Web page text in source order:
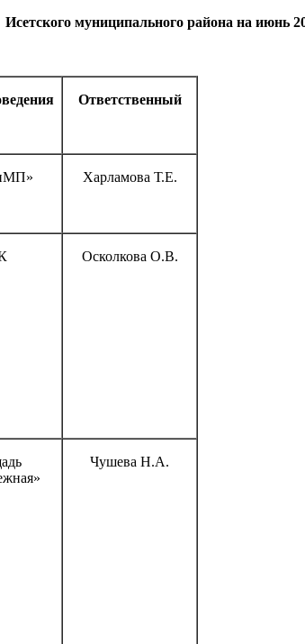
Исетского муниципального района на июнь
Ответственный
Харламова Т.Е.
Осколкова О.В.
Чушева Н.А.